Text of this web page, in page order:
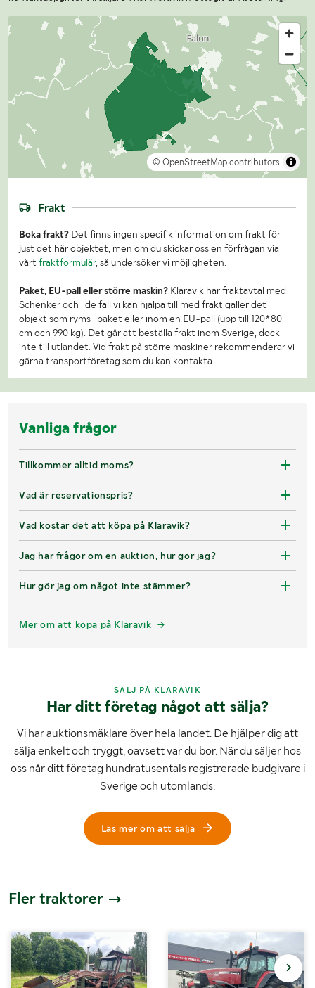
© OpenStreetMap contributors
Frakt
Boka frakt? Det finns ingen specifik information om frakt för
just det här objektet, men om du skickar oss en förfrågan via
vårt fraktformulär, så undersöker vi möjligheten.
Paket, EU-pall eller större maskin? Klaravik har fraktavtal med
Schenker och i de fall vi kan hjälpa till med frakt gäller det
objekt som ryms i paket eller inom en EU-pall (upp till 120*80
cm och 990 kg). Det går att beställa frakt inom Sverige, dock
inte till utlandet. Vid frakt på större maskiner rekommenderar vi
gärna transportföretag som du kan kontakta.
Vanliga frågor
Tillkommer alltid moms?
Vad är reservationspris?
Vad kostar det att köpa på Klaravik?
Jag har frågor om en auktion, hur gör jag?
Hur gör jag om något inte stämmer?
Mer om att köpa på Klaravik
SÄLJ PÅ KLARAVIK
Har ditt företag något att sälja?
Vi har auktionsmäklare över hela landet. De hjälper dig att
sälja enkelt och tryggt, oavsett var du bor. När du säljer hos
oss når ditt företag hundratusentals registrerade budgivare i
Sverige och utomlands.
Läs mer om att sälja
Fler traktorer